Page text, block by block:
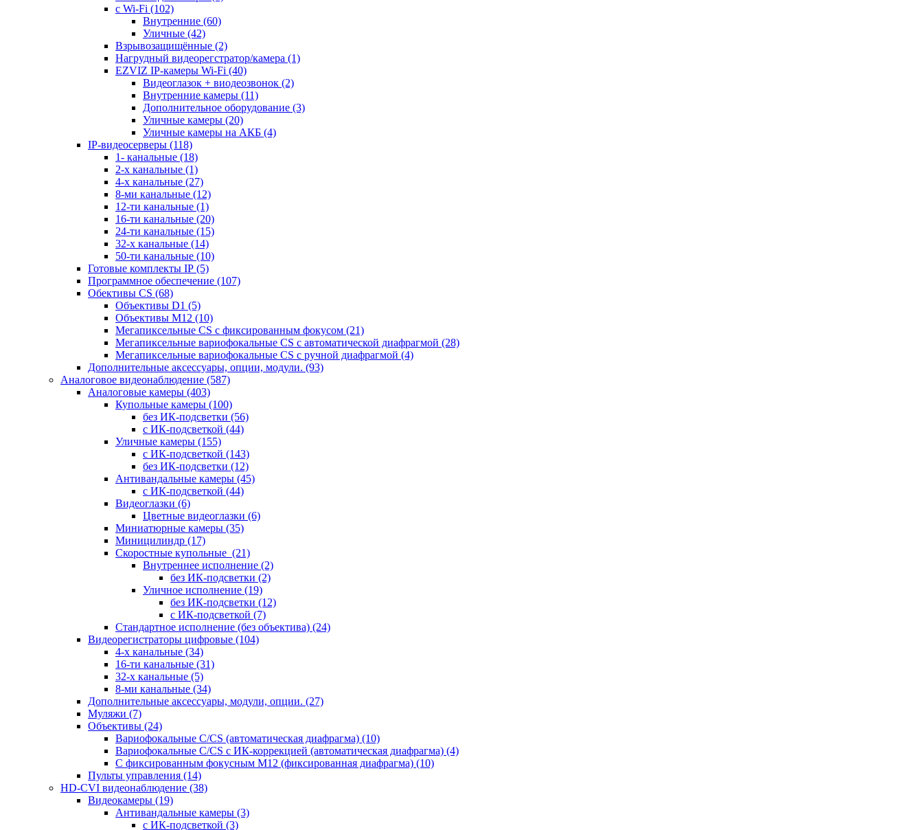
с Wi-Fi (102)
Внутренние (60)
Уличные (42)
Взрывозащищённые (2)
Нагрудный видеорегстратор/камера (1)
EZVIZ IP-камеры Wi-Fi (40)
Видеоглазок + виодеозвонок (2)
Внутренние камеры (11)
Дополнительное оборудование (3)
Уличные камеры (20)
Уличные камеры на АКБ (4)
IP-видеосерверы (118)
1- канальные (18)
2-х канальные (1)
4-х канальные (27)
8-ми канальные (12)
12-ти канальные (1)
16-ти канальные (20)
24-ти канальные (15)
32-х канальные (14)
50-ти канальные (10)
Готовые комплекты IP (5)
Программное обеспечение (107)
Обективы CS (68)
Объективы D1 (5)
Объективы M12 (10)
Мегапиксельные CS c фиксированным фокусом (21)
Мегапиксельные вариофокальные CS c автоматической диафрагмой (28)
Мегапиксельные вариофокальные CS c ручной диафрагмой (4)
Дополнительные аксессуары, опции, модули. (93)
Аналоговое видеонаблюдение (587)
Аналоговые камеры (403)
Купольные камеры (100)
без ИК-подсветки (56)
с ИК-подсветкой (44)
Уличные камеры (155)
с ИК-подсветкой (143)
без ИК-подсветки (12)
Антивандальные камеры (45)
с ИК-подсветкой (44)
Видеоглазки (6)
Цветные видеоглазки (6)
Миниатюрные камеры (35)
Миницилиндр (17)
Скоростные купольные (21)
Внутреннее исполнение (2)
без ИК-подсветки (2)
Уличное исполнение (19)
без ИК-подсветки (12)
с ИК-подсветкой (7)
Стандартное исполнение (без объектива) (24)
Видеорегистраторы цифровые (104)
4-х канальные (34)
16-ти канальные (31)
32-х канальные (5)
8-ми канальные (34)
Дополнительные аксессуары, модули, опции. (27)
Муляжи (7)
Объективы (24)
Вариофокальные C/CS (автоматическая диафрагма) (10)
Вариофокальные C/CS с ИК-коррекцией (автоматическая диафрагма) (4)
С фиксированным фокусным М12 (фиксированная диафрагма) (10)
Пульты управления (14)
HD-CVI видеонаблюдение (38)
Видеокамеры (19)
Антивандальные камеры (3)
с ИК-подсветкой (3)